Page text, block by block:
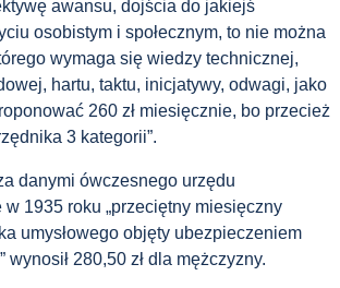
awansu, dojścia do jakiejś
osobistym i społecznym, to nie można
wymaga się wiedzy technicznej,
hartu, taktu, inicjatywy, odwagi, jako
260 zł miesięcznie, bo przecież
3 kategorii”.
danymi ówczesnego urzędu
w 1935 roku „przeciętny miesięczny
umysłowego objęty ubezpieczeniem
wynosił 280,50 zł dla mężczyzny.